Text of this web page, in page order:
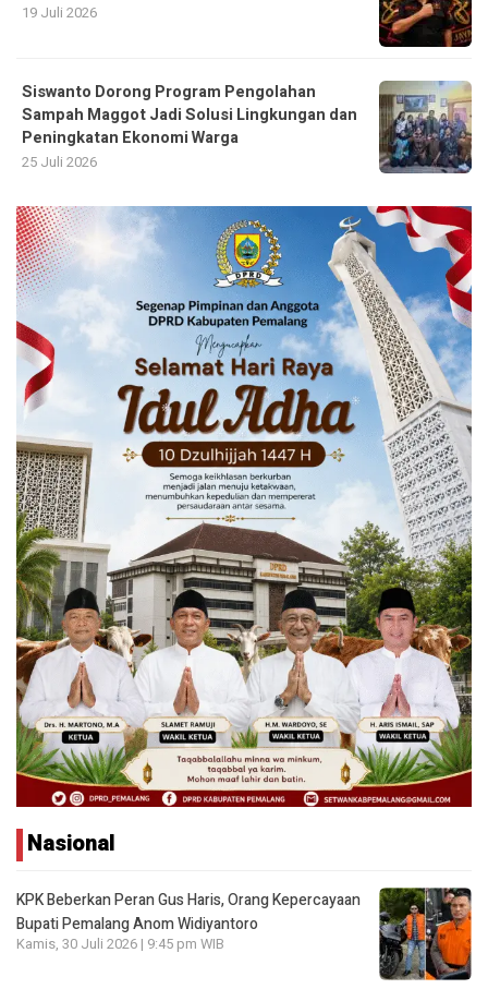
19 Juli 2026
Siswanto Dorong Program Pengolahan
Sampah Maggot Jadi Solusi Lingkungan dan
Peningkatan Ekonomi Warga
25 Juli 2026
Nasional
KPK Beberkan Peran Gus Haris, Orang Kepercayaan
Bupati Pemalang Anom Widiyantoro
Kamis, 30 Juli 2026 | 9:45 pm WIB